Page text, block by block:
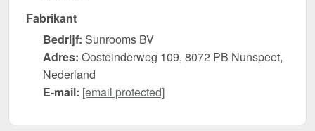
Fabrikant
Bedrijf: Sunrooms BV
Adres: Oosteinderweg 109, 8072 PB Nunspeet,
Nederland
E-mail: [email protected]